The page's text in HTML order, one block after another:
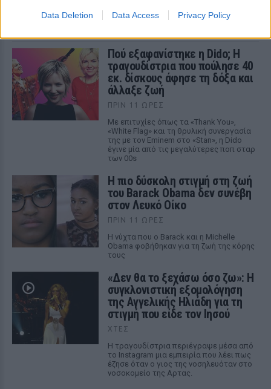
Data Deletion Data Access Privacy Policy
για την προστασία της ιδιωτικής ζωής του ζευγαριού
ΠΡΙΝ 11 ΏΡΕΣ
Πού εξαφανίστηκε η Dido; Η
τραγουδίστρια που πούλησε 40
εκ. δίσκους άφησε τη δόξα και
άλλαξε ζωή
ΠΡΙΝ 11 ΏΡΕΣ
Με επιτυχίες όπως τα «Thank You»,
«White Flag» και τη θρυλική συνεργασία
της με τον Eminem στο «Stan», η Dido
έγινε μία από τις μεγαλύτερες ποπ σταρ
των 00s
Η πιο δύσκολη στιγμή στη ζωή
του Barack Obama δεν συνέβη
στον Λευκό Οίκο
ΠΡΙΝ 11 ΏΡΕΣ
Η νύχτα που ο Barack και η Michelle
Obama φοβήθηκαν για τη ζωή της κόρης
τους
«Δεν θα το ξεχάσω όσο ζω»: Η
συγκλονιστική εξομολόγηση
της Αγγελικής Ηλιάδη για τη
στιγμή που είδε τον Ιησού
ΧΤΕΣ
Η τραγουδίστρια περιέγραψε μέσα από
το Instagram μια εμπειρία που λέει πως
έζησε όταν ο γιος της νοσηλευόταν στο
νοσοκομείο της Αρτας.